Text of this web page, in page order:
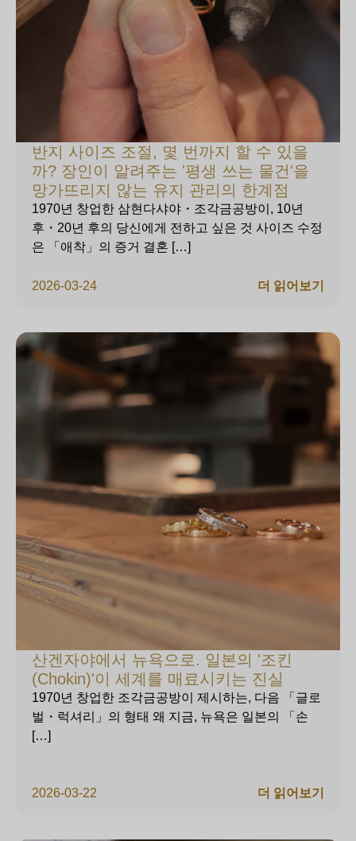
반지 사이즈 조절, 몇 번까지 할 수 있을
까? 장인이 알려주는 '평생 쓰는 물건'을
망가뜨리지 않는 유지 관리의 한계점
2026-03-24
1970년 창업한 삼현다샤야・조각금공방이, 10년
후・20년 후의 당신에게 전하고 싶은 것 사이즈 수정
은 「애착」의 증거 결혼 […]
더 읽어보기
산겐자야에서 뉴욕으로. 일본의 '조킨
(Chokin)'이 세계를 매료시키는 진실
2026-03-22
1970년 창업한 조각금공방이 제시하는, 다음 「글로
벌・럭셔리」의 형태 왜 지금, 뉴욕은 일본의 「손
[…]
더 읽어보기